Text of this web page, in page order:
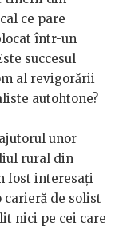
ce pare
într-un
succesul
al revigorării
autohtone?
unor
rural din
fost interesați
carieră de solist
nici pe cei care